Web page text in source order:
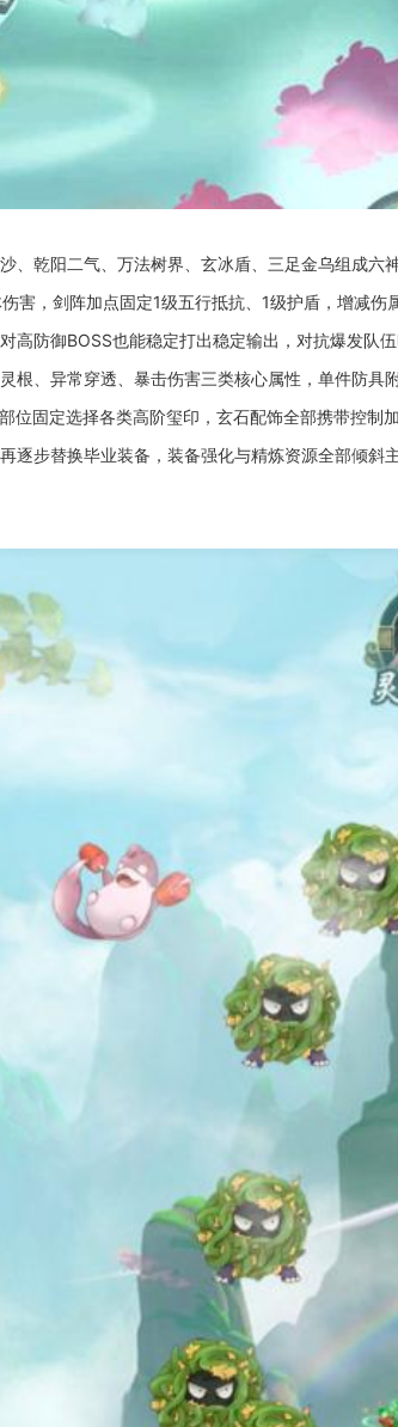
、乾阳二气、万法树界、玄冰盾、三足金乌组成六
害，剑阵加点固定1级五行抵抗、1级护盾，增减
高防御BOSS也能稳定打出稳定输出，对抗爆发队
根、异常穿透、暴击伤害三类核心属性，单件防具
固定选择各类高阶玺印，玄石配饰全部携带控制
逐步替换毕业装备，装备强化与精炼资源全部倾斜